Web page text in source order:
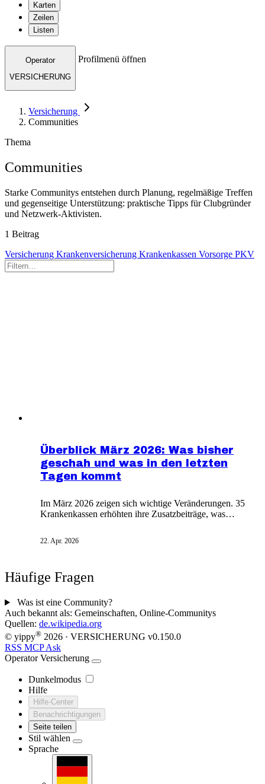
Karten
Zeilen
Listen
Operator
VERSICHERUNG
Profilmenü öffnen
Versicherung
Communities
Thema
Communities
Starke Communitys entstehen durch Planung, regelmäßige Treffen
und gegenseitige Unterstützung: praktische Tipps für Clubgründer
und Netzwerk-Aktivisten.
1 Beitrag
Versicherung Krankenversicherung Krankenkassen Vorsorge PKV
Überblick März 2026: Was bisher
geschah und was in den letzten
Tagen kommt
Im März 2026 zeigen sich wichtige Veränderungen. 35
Krankenkassen erhöhten ihre Zusatzbeiträge, was
Bewertungssystem erneuert mit einem einheitlichen
22. Apr. 2026
Häufige Fragen
Was ist eine Community?
Auch bekannt als: Gemeinschaften, Online-Communitys
Quellen: de.wikipedia.org
© yippy® 2026 · VERSICHERUNG v0.150.0
RSS MCPAsk
Operator Versicherung
Dunkelmodus
Hilfe
Hilfe-Center
Benachrichtigungen
Seite teilen
Stil wählen
Sprache